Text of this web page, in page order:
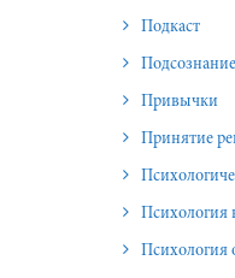
Подкаст
Подсознание
Привычки
Принятие
Психологические
Психология
Психология